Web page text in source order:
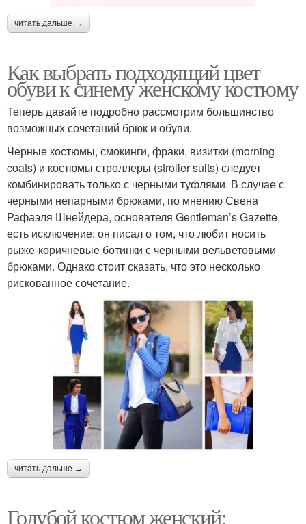
читать дальше →
Как выбрать подходящий цвет
обуви к синему женскому костюму
Теперь давайте подробно рассмотрим большинство
возможных сочетаний брюк и обуви.
Черные костюмы, смокинги, фраки, визитки (morning
coats) и костюмы строллеры (stroller suits) следует
комбинировать только с черными туфлями. В случае с
черными непарными брюками, по мнению Свена
Рафаэля Шнейдера, основателя Gentleman’s Gazette,
есть исключение: он писал о том, что любит носить
рыже-коричневые ботинки с черными вельветовыми
брюками. Однако стоит сказать, что это несколько
рискованное сочетание.
читать дальше →
Голубой костюм женский: